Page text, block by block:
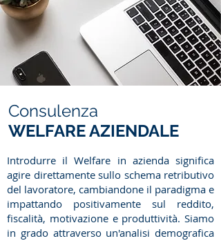
Consulenza
WELFARE AZIENDALE
Introdurre il Welfare in azienda significa
agire direttamente sullo schema retributivo
del lavoratore, cambiandone il paradigma e
impattando positivamente sul reddito,
fiscalità, motivazione e produttività. Siamo
in grado attraverso un'analisi demografica